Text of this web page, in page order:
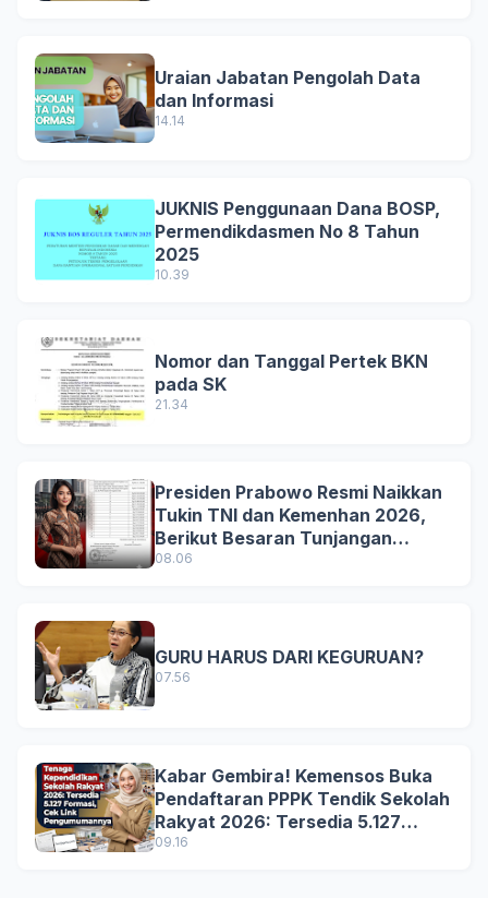
Uraian Jabatan Pengolah Data
dan Informasi
14.14
JUKNIS Penggunaan Dana BOSP,
Permendikdasmen No 8 Tahun
2025
10.39
Nomor dan Tanggal Pertek BKN
pada SK
21.34
Presiden Prabowo Resmi Naikkan
Tukin TNI dan Kemenhan 2026,
Berikut Besaran Tunjangan
Terbaru
08.06
GURU HARUS DARI KEGURUAN?
07.56
Kabar Gembira! Kemensos Buka
Pendaftaran PPPK Tendik Sekolah
Rakyat 2026: Tersedia 5.127
Formasi, Simak Syarat dan
09.16